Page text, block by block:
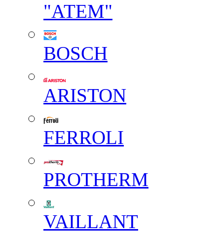
"АТЕМ"
BOSCH
ARISTON
FERROLI
PROTHERM
VAILLANT